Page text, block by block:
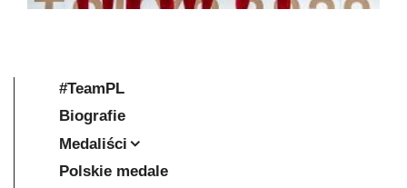
#TeamPL
Biografie
Medaliści
Polskie medale